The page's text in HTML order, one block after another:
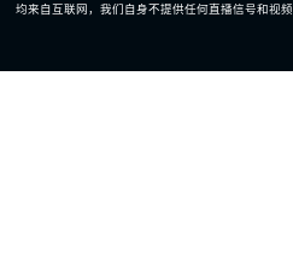
均来自互联网，我们自身不提供任何直播信号和视